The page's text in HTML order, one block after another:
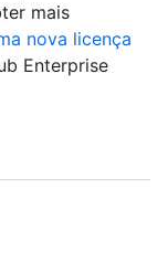
mais
nova licença
Enterprise